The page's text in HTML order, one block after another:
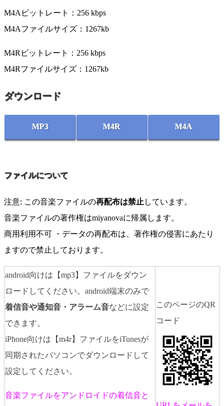
M4Aビットレート：256 kbps
M4Aファイルサイズ：1267kb
M4Rビットレート：256 kbps
M4Rファイルサイズ：1267kb
ダウンロード
MP3 M4R M4A
ファイルについて
注意: この音楽ファイルの再配布は禁止 しています。
音楽ファイルの著作権はmiyanovaに帰属します。
商用利用不可 ・データの再配布は、著作権の侵害にあたり
ますので禁止しております。
android向けは【mp3】ファイルをダウン
ロードしてください。android端末のみで
着信音や通知音・アラーム音などに設定
できます。
iPhone向けは【m4r】ファイルをiTunesが
同期されたパソコンでダウンロードして
設定してください。
音楽ファイルをアンドロイドの着信音と
このページのQR
コード